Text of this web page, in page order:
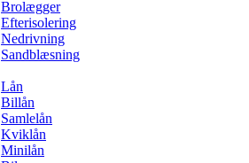
Brolægger
Efterisolering
Nedrivning
Sandblæsning
Lån
Billån
Samlelån
Kviklån
Minilån